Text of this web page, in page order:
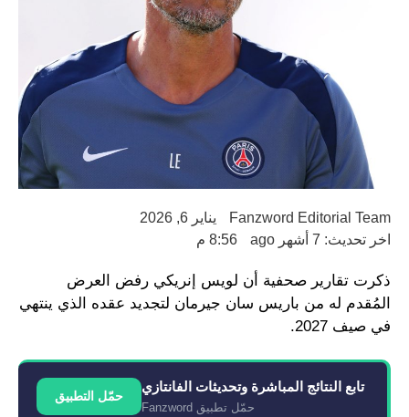
Fanzword Editorial Team
يناير 6, 2026
اخر تحديث: 7 أشهر ago
8:56 م
ذكرت تقارير صحفية أن لويس إنريكي رفض العرض
المُقدم له من باريس سان جيرمان لتجديد عقده الذي ينتهي
في صيف 2027.
تابع النتائج المباشرة وتحديثات الفانتازي
حمّل تطبيق Fanzword
حمّل التطبيق